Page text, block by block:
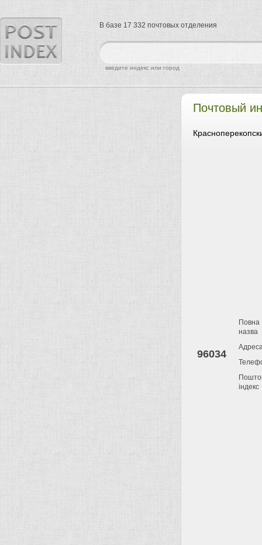
Почтовый
96034
Повна
назва
індекс
найти
введите индекс или город
В базе 17 332 почтовых отделения